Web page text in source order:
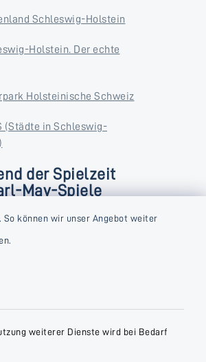
können wir unser Angebot weiter
weiterer Dienste wird bei Bedarf
Schleswig-Holstein
Holstein. Der echte
Holsteinische Schweiz
(Städte in Schleswig-
der Spielzeit
May-Spiele
und Freitag